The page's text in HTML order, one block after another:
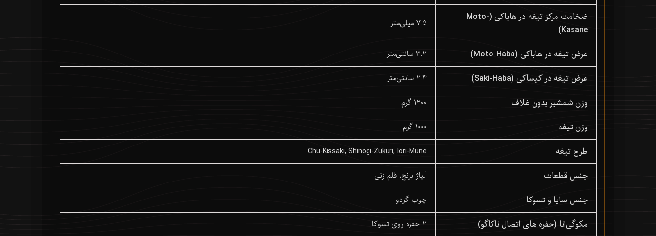
ضخامت مرکز تیغه در هاباکی (Moto-
Kasane)
7.5 میلی‌متر
عرض تیغه در هاباکی (Moto-Haba) 3.2 سانتی‌متر
عرض تیغه در کیساکی (Saki-Haba) 2.4 سانتی‌متر
وزن شمشیر بدون غلاف 1200 گرم
وزن تیغه 1000 گرم
طرح تیغه Chu-Kissaki, Shinogi-Zukuri, Iori-Mune
جنس قطعات آلیاژ برنج، قلم زنی
جنس سایا و تسوکا چوب گردو
مکوگی‌انا (حفره های اتصال ناکاگو) 2 حفره روی تسوکا